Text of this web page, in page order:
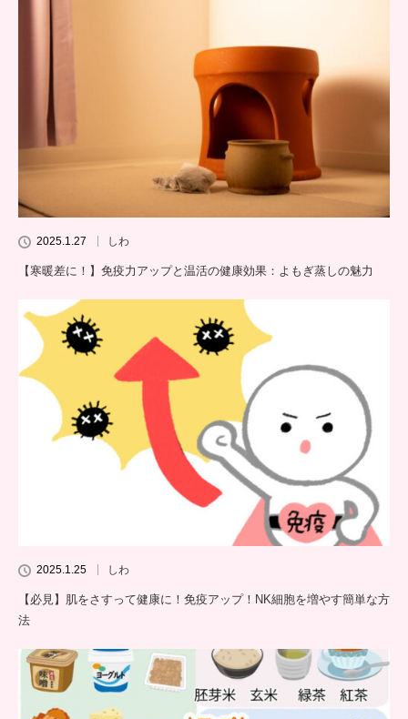
2025.1.27 しわ
【寒暖差に！】免疫力アップと温活の健康効果：よもぎ蒸しの魅力
2025.1.25 しわ
【必見】肌をさすって健康に！免疫アップ！NK細胞を増やす簡単な方
法